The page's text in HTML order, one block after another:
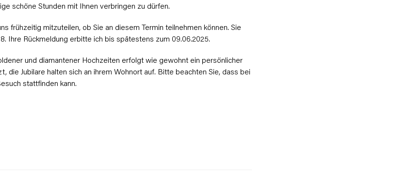
schöne Stunden mit Ihnen verbringen zu dürfen.
frühzeitig mitzuteilen, ob Sie an diesem Termin teilnehmen können. Sie
Ihre Rückmeldung erbitte ich bis spätestens zum 09.06.2025.
und diamantener Hochzeiten erfolgt wie gewohnt ein persönlicher
die Jubilare halten sich an ihrem Wohnort auf. Bitte beachten Sie, dass bei
stattfinden kann.